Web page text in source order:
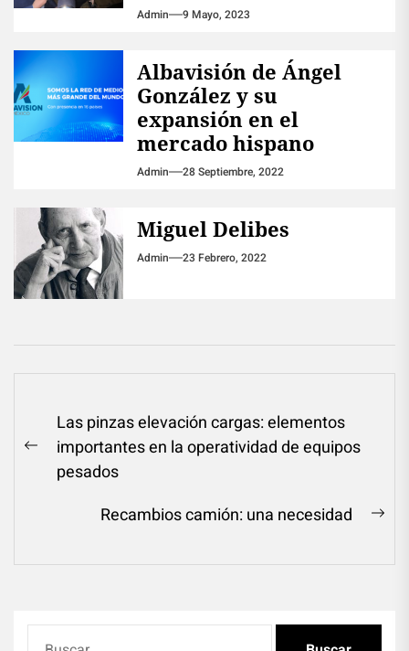
Admin 9 Mayo, 2023
Albavisión de Ángel
González y su
expansión en el
mercado hispano
Admin 28 Septiembre, 2022
Miguel Delibes
Admin 23 Febrero, 2022
Navegación
de
entradas
Previous
post:
Las pinzas elevación cargas: elementos
importantes en la operatividad de equipos
pesados
Recambios camión: una necesidad